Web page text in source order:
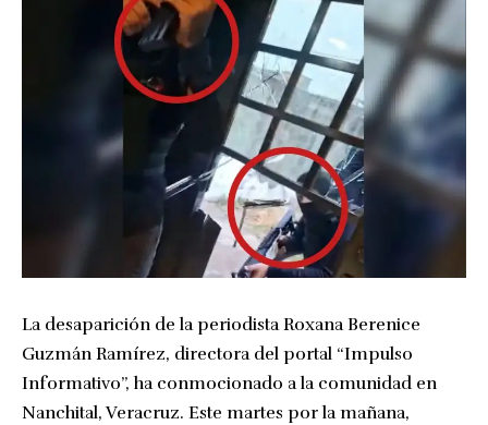
La desaparición de la periodista Roxana Berenice
Guzmán Ramírez, directora del portal “Impulso
Informativo”, ha conmocionado a la comunidad en
Nanchital, Veracruz. Este martes por la mañana,